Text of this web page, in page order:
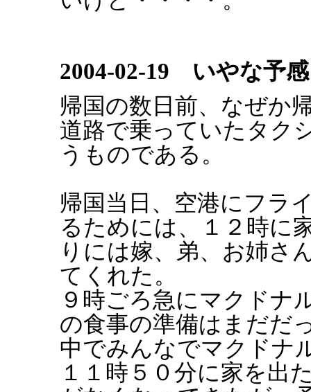
2004-02-19 いやな予感
帰国の数日前、なぜか
道路で乗っていたタク
うものである。
帰国当日、空港にフラ
るためには、１２時に
りには嫁、弟、お姉さ
てくれた。
９時ごろ急にマクドナ
の食事の準備はまだだ
中でみんなでマクドナ
１１時５０分に家を出